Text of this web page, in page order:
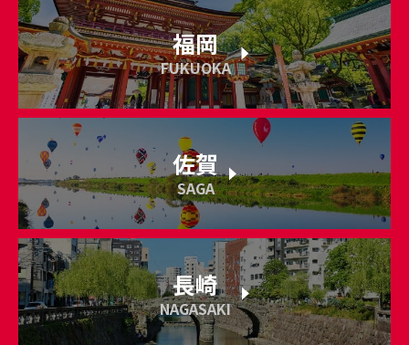
福岡
FUKUOKA
佐賀
SAGA
長崎
NAGASAKI